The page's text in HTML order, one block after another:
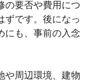
の要否や費用につ
ずです。後になっ
にも、事前の入念
や周辺環境、建物